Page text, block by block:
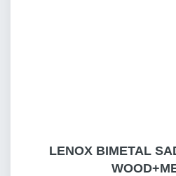
LENOX BIMETAL